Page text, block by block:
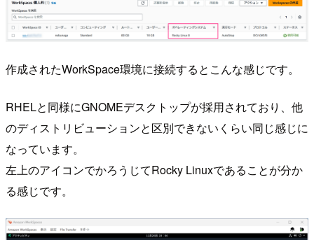
作成されたWorkSpace環境に接続するとこんな感じです。
RHELと同様にGNOMEデスクトップが採用されており、他
のディストリビューションと区別できないくらい同じ感じに
なっています。
左上のアイコンでかろうじてRocky Linuxであることが分か
る感じです。